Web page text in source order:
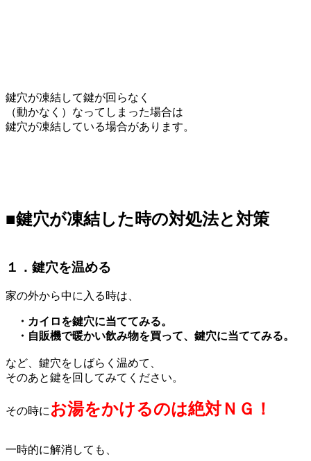
鍵穴が凍結して鍵が回らなく
（動かなく）なってしまった場合は
鍵穴が凍結している場合があります。
■鍵穴が凍結した時の対処法と対策
１．鍵穴を温める
家の外から中に入る時は、
・カイロを鍵穴に当ててみる。
・自販機で暖かい飲み物を買って、鍵穴に当ててみる。
など、鍵穴をしばらく温めて、
そのあと鍵を回してみてください。
その時にお湯をかけるのは絶対ＮＧ！
一時的に解消しても、